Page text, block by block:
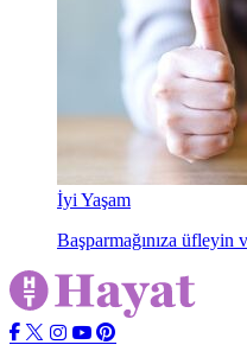
İyi Yaşam
Başparmağınıza üfleyin